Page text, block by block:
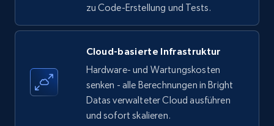
Amazon products - find products by using
upc numbers
Title, Seller name, Brand, Description, Initial
price, Currency, Availability, Reviews count, and
zu Code-Erstellung und Tests.
Cloud-basierte Infrastruktur
Hardware- und Wartungskosten
senken - alle Berechnungen in Bright
Datas verwalteter Cloud ausführen
und sofort skalieren.